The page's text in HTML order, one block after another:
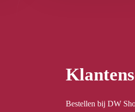
Bestellen bij DW